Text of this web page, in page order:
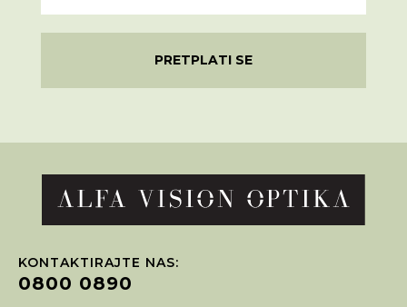
PRETPLATI SE
KONTAKTIRAJTE NAS:
0800 0890